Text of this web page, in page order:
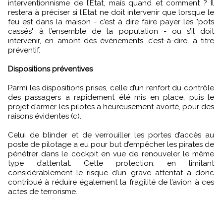
interventionnisme de l’Etat, mais quand et comment ? Il
restera à préciser si l’Etat ne doit intervenir que lorsque le
feu est dans la maison - c’est à dire faire payer les "pots
cassés" à l’ensemble de la population - ou s’il doit
intervenir, en amont des événements, c’est-à-dire, à titre
préventif.
Dispositions préventives
Parmi les dispositions prises, celle d’un renfort du contrôle
des passagers a rapidement été mis en place, puis le
projet d’armer les pilotes a heureusement avorté, pour des
raisons évidentes (c).
Celui de blinder et de verrouiller les portes d’accès au
poste de pilotage a eu pour but d’empêcher les pirates de
pénétrer dans le cockpit en vue de renouveler le même
type d’attentat. Cette protection, en limitant
considérablement le risque d’un grave attentat a donc
contribué à réduire également la fragilité de l’avion à ces
actes de terrorisme.